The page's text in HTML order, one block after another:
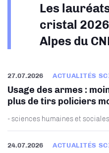
Les
cristal
Alpes du
27.07.2026 ACTUALITÉS
Usage des armes :
plus de tirs policiers
- sciences humaines et sociales
24.07.2026 ACTUALITÉS